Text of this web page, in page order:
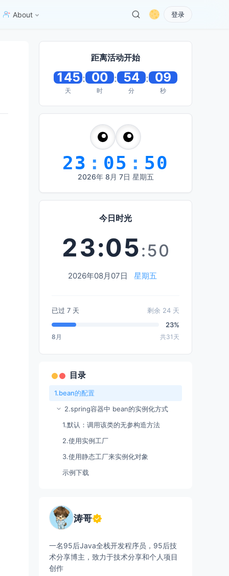
About 登录
产品的方法-->
距离活动开始
145
天
: 00
时
: 54
分
: 08
秒
23 : 05 : 51
2026年 8 月 7日 星期五
今日时光
23:05:51
2026年08月07日 星期五
已过 7 天 剩余 24 天
23%
8月 共31天
目录
1.bean的配置
2.spring容器中 bean的实例化方式
1.默认：调用该类的无参构造方法
2.使用实例工厂
3.使用静态工厂来实例化对象
示例下载
涛哥
一名95后Java全栈开发程序员，95后技
术分享博主，致力于技术分享和个人项目
创作